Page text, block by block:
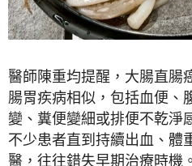
醫師陳重均提醒，大腸直腸
腸胃疾病相似，包括血便、
變、糞便變細或排便不乾淨
不少患者直到持續出血、體
醫，往往錯失早期治療時機。